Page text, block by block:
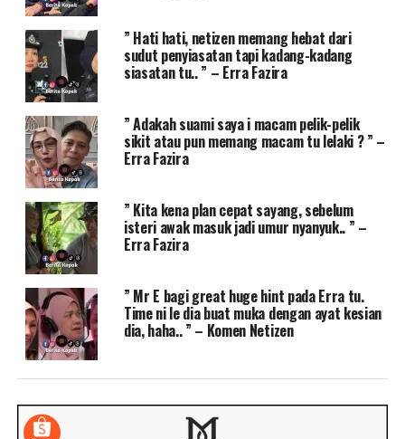
” Hati hati, netizen memang hebat dari
sudut penyiasatan tapi kadang-kadang
siasatan tu.. ” – Erra Fazira
” Adakah suami saya i macam pelik-pelik
sikit atau pun memang macam tu lelaki ? ” –
Erra Fazira
” Kita kena plan cepat sayang, sebelum
isteri awak masuk jadi umur nyanyuk.. ” –
Erra Fazira
” Mr E bagi great huge hint pada Erra tu.
Time ni le dia buat muka dengan ayat kesian
dia, haha.. ” – Komen Netizen